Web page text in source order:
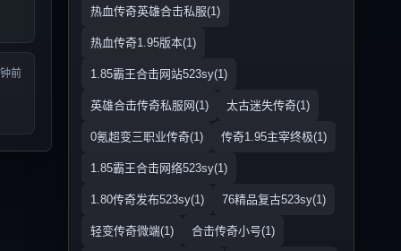
前
热血传奇英雄合击私服(1)
热血传奇1.95版本(1)
1.85霸王合击网站523sy(1)
英雄合击传奇私服网(1) 太古迷失传奇(1)
0氪超变三职业传奇(1) 传奇1.95主宰终极(1)
1.85霸王合击网络523sy(1)
1.80传奇发布523sy(1) 76精品复古523sy(1)
轻变传奇微端(1) 合击传奇小号(1)